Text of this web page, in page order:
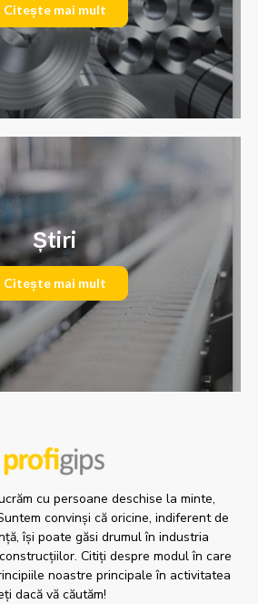
Citește mai mult
Știri
Citește mai mult
cu persoane deschise la minte,
convinși că oricine, indiferent de
își poate găsi drumul în industria
Citiți despre modul în care
noastre principale în activitatea
dacă vă căutăm!